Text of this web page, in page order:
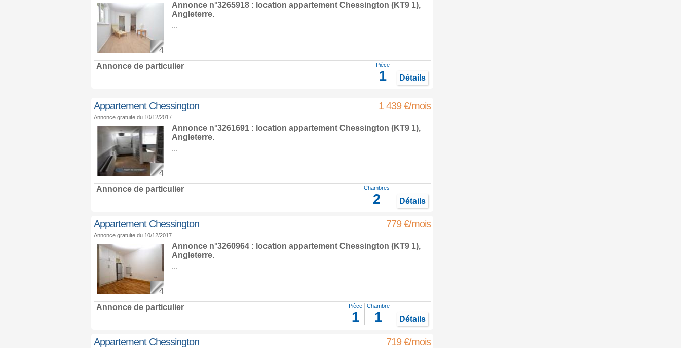
4
Annonce n°3265918 : location appartement Chessington (KT9 1),
Angleterre.
...
Annonce de particulier Pièce
1 Détails
Appartement Chessington 1 439 €/mois
Annonce gratuite du 10/12/2017.
4
Annonce n°3261691 : location appartement Chessington (KT9 1),
Angleterre.
...
Annonce de particulier Chambres
2 Détails
Appartement Chessington 779 €/mois
Annonce gratuite du 10/12/2017.
4
Annonce n°3260964 : location appartement Chessington (KT9 1),
Angleterre.
...
Annonce de particulier Pièce
1
Chambre
1 Détails
Appartement Chessington 719 €/mois